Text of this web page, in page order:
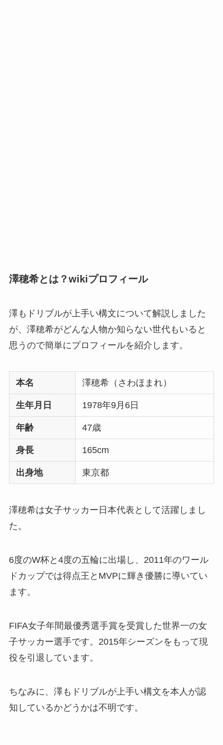
澤穂希とは？wikiプロフィール
澤もドリブルが上手い構文について解説しました
が、澤穂希がどんな人物か知らない世代もいると
思うので簡単にプロフィールを紹介します。
本名 澤穂希（さわほまれ）
生年月日 1978年9月6日
年齢 47歳
身長 165cm
出身地 東京都
澤穂希は女子サッカー日本代表として活躍しまし
た。
6度のW杯と4度の五輪に出場し、2011年のワール
ドカップでは得点王とMVPに輝き優勝に導いてい
ます。
FIFA女子年間最優秀選手賞を受賞した世界一の女
子サッカー選手です。2015年シーズンをもって現
役を引退しています。
ちなみに、澤もドリブルが上手い構文を本人が認
知しているかどうかは不明です。